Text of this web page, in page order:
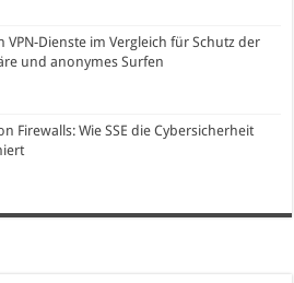
VPN-Dienste im Vergleich für Schutz der
und anonymes Surfen
Firewalls: Wie SSE die Cybersicherheit